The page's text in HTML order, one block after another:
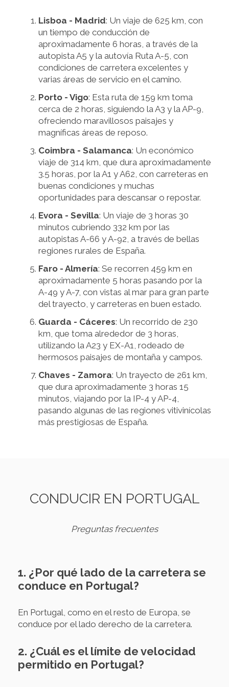
Lisboa - Madrid: Un viaje de 625 km, con
un tiempo de conducción de
aproximadamente 6 horas, a través de la
autopista A5 y la autovía Ruta A-5, con
condiciones de carretera excelentes y
varias áreas de servicio en el camino.
Porto - Vigo: Esta ruta de 159 km toma
cerca de 2 horas, siguiendo la A3 y la AP-9,
ofreciendo maravillosos paisajes y
magníficas áreas de reposo.
Coimbra - Salamanca: Un económico
viaje de 314 km, que dura aproximadamente
3.5 horas, por la A1 y A62, con carreteras en
buenas condiciones y muchas
oportunidades para descansar o repostar.
Evora - Sevilla: Un viaje de 3 horas 30
minutos cubriendo 332 km por las
autopistas A-66 y A-92, a través de bellas
regiones rurales de España.
Faro - Almería: Se recorren 459 km en
aproximadamente 5 horas pasando por la
A-49 y A-7, con vistas al mar para gran parte
del trayecto, y carreteras en buen estado.
Guarda - Cáceres: Un recorrido de 230
km, que toma alrededor de 3 horas,
utilizando la A23 y EX-A1, rodeado de
hermosos paisajes de montaña y campos.
Chaves - Zamora: Un trayecto de 261 km,
que dura aproximadamente 3 horas 15
minutos, viajando por la IP-4 y AP-4,
pasando algunas de las regiones vitivinícolas
más prestigiosas de España.
CONDUCIR EN PORTUGAL
Preguntas frecuentes
1. ¿Por qué lado de la carretera se
conduce en Portugal?
En Portugal, como en el resto de Europa, se
conduce por el lado derecho de la carretera.
2. ¿Cuál es el límite de velocidad
permitido en Portugal?